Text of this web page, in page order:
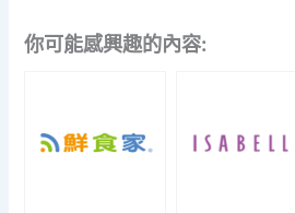
你可能感興趣的內容: